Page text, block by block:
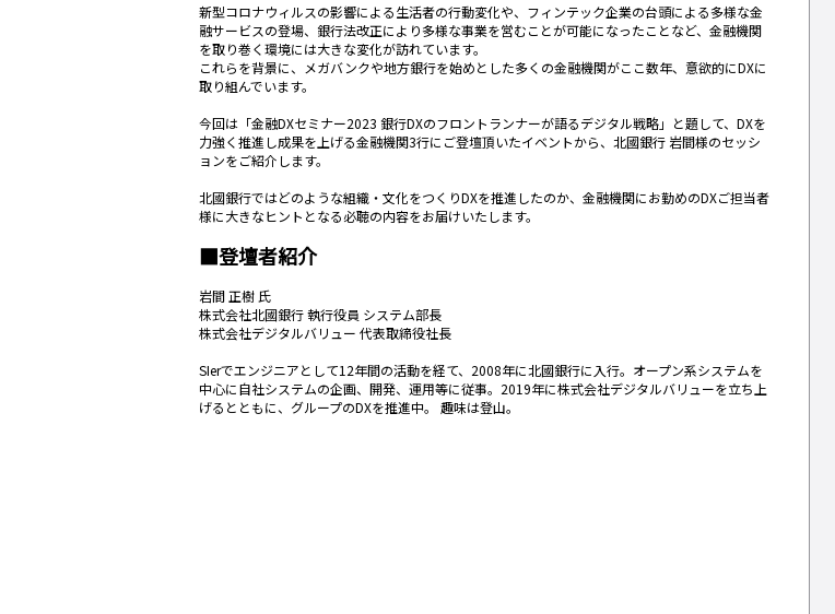
新型コロナウィルスの影響による生活者の行動変化や、フィンテック企業の台頭による多様な金
融サービスの登場、銀行法改正により多様な事業を営むことが可能になったことなど、金融機関
を取り巻く環境には大きな変化が訪れています。
これらを背景に、メガバンクや地方銀行を始めとした多くの金融機関がここ数年、意欲的にDXに
取り組んでいます。
今回は「金融DXセミナー2023 銀行DXのフロントランナーが語るデジタル戦略」と題して、DXを
力強く推進し成果を上げる金融機関3行にご登壇頂いたイベントから、北國銀行 岩間様のセッシ
ョンをご紹介します。
北國銀行ではどのような組織・文化をつくりDXを推進したのか、金融機関にお勤めのDXご担当者
様に大きなヒントとなる必聴の内容をお届けいたします。
■登壇者紹介
岩間 正樹 氏
株式会社北國銀行 執行役員 システム部長
株式会社デジタルバリュー 代表取締役社長
SIerでエンジニアとして12年間の活動を経て、2008年に北國銀行に入行。オープン系システムを
中心に自社システムの企画、開発、運用等に従事。2019年に株式会社デジタルバリューを立ち上
げるとともに、グループのDXを推進中。 趣味は登山。